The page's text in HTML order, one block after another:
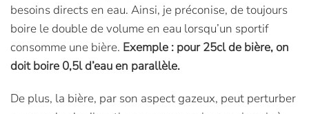
besoins directs en eau. Ainsi, je préconise, de toujours
boire le double de volume en eau lorsqu’un sportif
consomme une bière. Exemple : pour 25cl de bière, on
doit boire 0,5l d’eau en parallèle.
De plus, la bière, par son aspect gazeux, peut perturber